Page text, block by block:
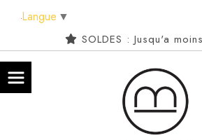
SOLDES : Jusqu'a
Langue ▼